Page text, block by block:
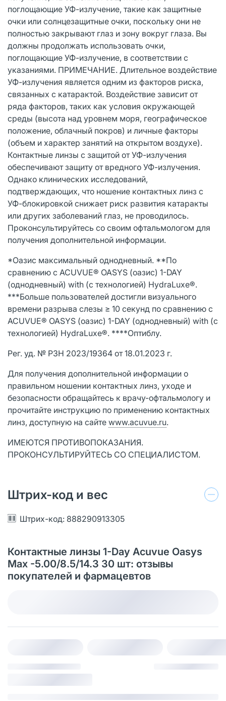
поглощающие УФ-излучение, такие как защитные
очки или солнцезащитные очки, поскольку они не
полностью закрывают глаз и зону вокруг глаза. Вы
должны продолжать использовать очки,
поглощающие УФ-излучение, в соответствии с
указаниями. ПРИМЕЧАНИЕ. Длительное воздействие
УФ-излучения является одним из факторов риска,
связанных с катарактой. Воздействие зависит от
ряда факторов, таких как условия окружающей
среды (высота над уровнем моря, географическое
положение, облачный покров) и личные факторы
(объем и характер занятий на открытом воздухе).
Контактные линзы с защитой от УФ-излучения
обеспечивают защиту от вредного УФ-излучения.
Однако клинических исследований,
подтверждающих, что ношение контактных линз с
УФ-блокировкой снижает риск развития катаракты
или других заболеваний глаз, не проводилось.
Проконсультируйтесь со своим офтальмологом для
получения дополнительной информации.
*Оазис максимальный однодневный. **По
сравнению с ACUVUE® OASYS (оазис) 1-DAY
(однодневный) with (с технологией) HydraLuxe®.
***Больше пользователей достигли визуального
времени разрыва слезы ≥ 10 секунд по сравнению с
ACUVUE® OASYS (оазис) 1-DAY (однодневный) with (с
технологией) HydraLuxe®. ****Оптиблу.
Рег. уд. № РЗН 2023/19364 от 18.01.2023 г.
Для получения дополнительной информации о
правильном ношении контактных линз, уходе и
безопасности обращайтесь к врачу-офтальмологу и
прочитайте инструкцию по применению контактных
линз, доступную на сайте www.acuvue.ru.
ИМЕЮТСЯ ПРОТИВОПОКАЗАНИЯ.
ПРОКОНСУЛЬТИРУЙТЕСЬ СО СПЕЦИАЛИСТОМ.
Штрих-код и вес
Штрих-код: 888290913305
Контактные линзы 1-Day Acuvue Oasys
Max -5.00/8.5/14.3 30 шт: отзывы
покупателей и фармацевтов